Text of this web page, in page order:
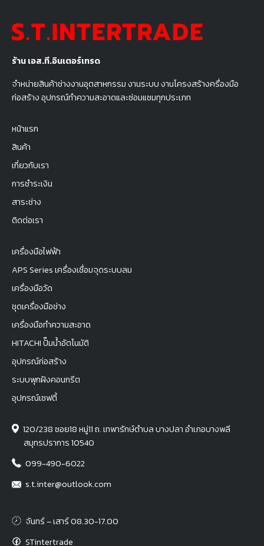
ร้าน เอส.ที.อินเตอร์เทรด
จำหน่ายสินค้าช่างงานอุตสาหกรรม งานระบบ งานโครงสร้างครื่องมือ
ก่อสร้าง อุปกรณ์ทำความสะอาดและซ่อมแซมทุกประเภท
หน้าแรก
สินค้า
เกี่ยวกับเรา
การชำระเงิน
สาระช่าง
ติดต่อเรา
เครื่องมือไฟฟ้า
APS Series เครื่องเชื่อมจุดระบบลม
เครื่องมือวัด
ชุดเครื่องมือช่าง
เครื่องมือทำความสะอาด
HITACHI ปั๊มน้ำอัตโนมัติ
อุปกรณ์ก่อสร้าง
ระบบพุกฝังคอนกรีต
อุปกรณ์เซฟตี้
120/238 ซอย18 หมู่11 ถ. เทพารักษ์ตำบล บางปลา อำเภอบางพลี
สมุทรปราการ 10540
099-490-6022
s.t.inter@outlook.com
จันทร์ – เสาร์ 08.30-17.00
STintertrade